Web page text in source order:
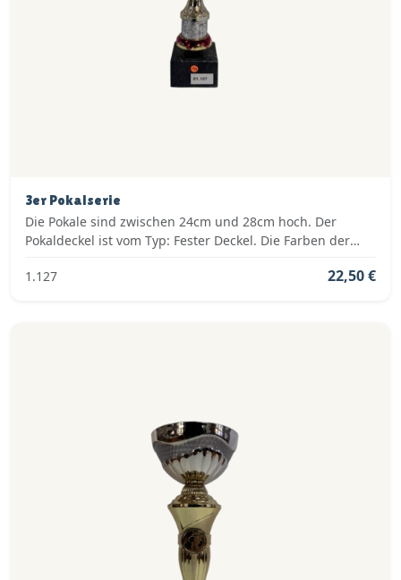
3er Pokalserie
Die Pokale sind zwischen 24cm und 28cm hoch. Der
Pokaldeckel ist vom Typ: Fester Deckel. Die Farben der
1.127
22,50 €